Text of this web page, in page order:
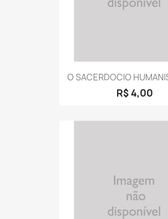
O SACERDOCIO
R$ 4,00